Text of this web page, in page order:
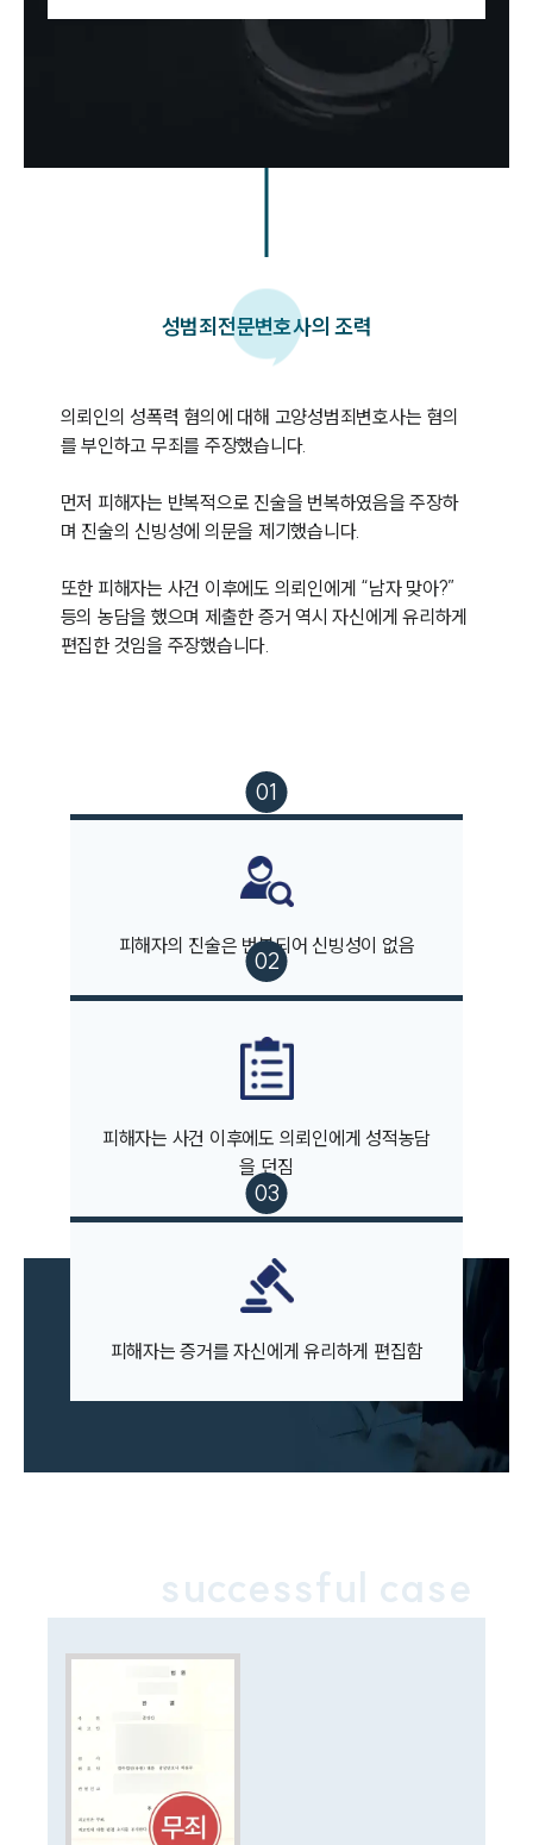
팀소개
팀소개
대륜의 강점
오시는 길
글로벌 파트너 로펌
고객의 소리
통합검색
업무사례
주요 업무사례
사례분석/최신동향
고객후기
성범죄대응부 업무
전체
소식/자료
성범죄전문변호사의 조력
의뢰인의 성폭력 혐의에 대해 고양성범죄변호사는 혐의
를 부인하고 무죄를 주장했습니다.
먼저 피해자는 반복적으로 진술을 번복하였음을 주장하
며 진술의 신빙성에 의문을 제기했습니다.
또한 피해자는 사건 이후에도 의뢰인에게 “남자 맞아?”
등의 농담을 했으며 제출한 증거 역시 자신에게 유리하게
편집한 것임을 주장했습니다.
피해자의 진술은 번복되어 신빙성이 없음
피해자는 사건 이후에도 의뢰인에게 성적농담
을 던짐
피해자는 증거를 자신에게 유리하게 편집함
successful case